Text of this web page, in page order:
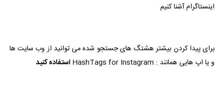
اینستاگرام آشنا کنیم
برای پیدا کردن بیشتر هشتگ های جستجو شده می توانید از وب سایت ها
و یا اپ هایی همانند : HashTags for Instagram
استفاده کنید